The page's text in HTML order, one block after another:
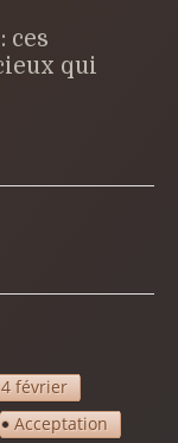
ces
qui
février
Acceptation